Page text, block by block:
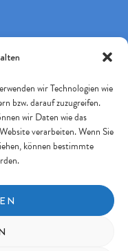
wir Technologien wie
bzw. darauf zuzugreifen.
wir Daten wie das
verarbeiten. Wenn Sie
können bestimmte